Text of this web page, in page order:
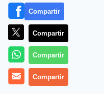
Compartir
Compartir
Compartir
Compartir